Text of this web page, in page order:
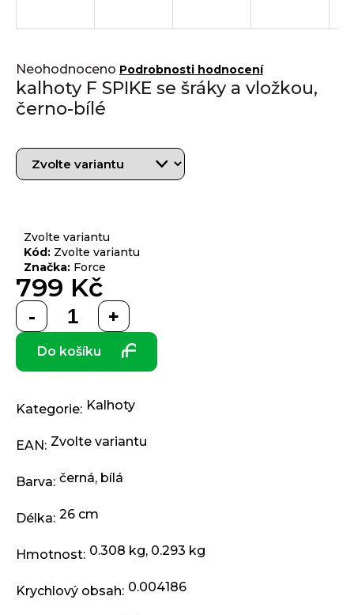
Průměrné
hodnocení
produktu
je
hvězdiček.
Neohodnoceno Podrobnosti hodnocení
kalhoty F SPIKE se šráky a vložkou,
černo-bílé
Zvolte variantu
Kód: Zvolte variantu
Značka: Force
799 Kč
Měrná
cena:
Do košíku
Kategorie: Kalhoty
EAN: Zvolte variantu
Barva: černá, bílá
Délka: 26 cm
Hmotnost: 0.308 kg, 0.293 kg
Krychlový obsah: 0.004186
í
?
HLEDAT
o
p
o
r
u
č
u
e
e
XT
12X1,
BEZ
165
3
099